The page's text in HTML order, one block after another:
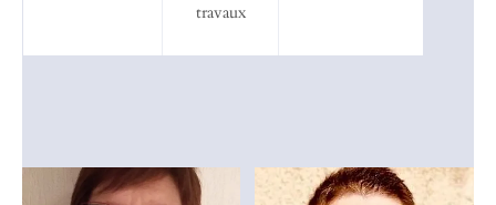
travaux